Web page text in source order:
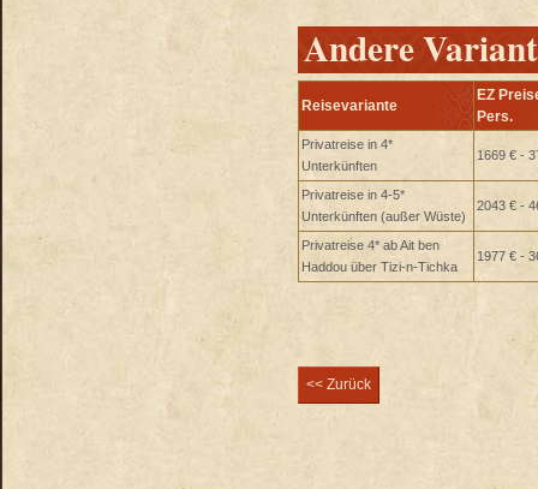
Andere
Reisevariante
EZ
Pers.
Privatreise in 4*
Unterkünften
1669 € -
Privatreise in 4-5*
Unterkünften (außer Wüste)
2043 € -
Privatreise 4* ab Ait ben
Haddou über Tizi-n-Tichka
1977 € -
<< Zurück